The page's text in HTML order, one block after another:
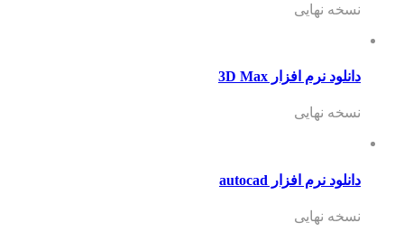
نسخه نهایی
دانلود نرم افزار 3D Max
نسخه نهایی
دانلود نرم افزار autocad
نسخه نهایی